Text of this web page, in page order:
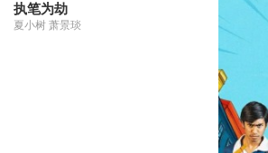
执笔为劫
夏小树 萧景琰